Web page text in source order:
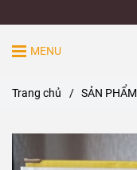
MENU
Trang chủ / SẢN PHẨM